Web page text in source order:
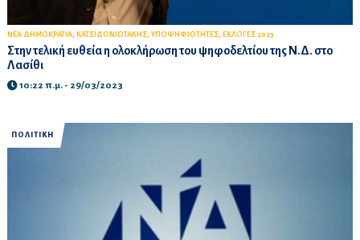
ΝΕΑ ΔΗΜΟΚΡΑΤΙΑ, ΚΑΤΣΙΔΟΝΙΩΤΑΚΗΣ, ΥΠΟΨΗΦΙΟΤΗΤΕΣ, ΕΚΛΟΓΕΣ 2023
Στην τελική ευθεία η ολοκλήρωση του ψηφοδελτίου της Ν.Δ. στο
Λασίθι
10:22 π.μ. - 29/03/2023
ΠΟΛΙΤΙΚΗ